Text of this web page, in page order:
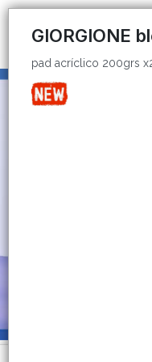
pad acríclico 200grs x20
GIORGIONE
pad acríclico 200grs